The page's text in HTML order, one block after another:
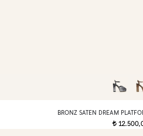
BRONZ SATEN DREAM
t